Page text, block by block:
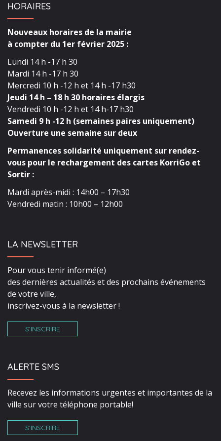
HORAIRES
Nouveaux horaires de la mairie
à compter du 1er février 2025 :
Lundi 14 h -17 h 30
Mardi 14 h -17 h 30
Mercredi 10 h -12 h et 14 h -17 h30
Jeudi 14 h – 18 h 30 horaires élargis
Vendredi 10 h -12 h et 14 h-17 h30
Samedi 9 h -12 h (semaines paires uniquement)
Ouverture une semaine sur deux
Permanences solidarité uniquement sur rendez-
vous pour le rechargement des cartes KorriGo et
Sortir :
Mardi après-midi : 14h00 – 17h30
Vendredi matin : 10h00 – 12h00
LA NEWSLETTER
Pour vous tenir informé(e)
des dernières actualités et des prochains événements
de votre ville,
inscrivez-vous à la newsletter !
S’INSCRIRE
ALERTE SMS
Recevez les informations urgentes et importantes de la
ville sur votre téléphone portable!
S’INSCRIRE